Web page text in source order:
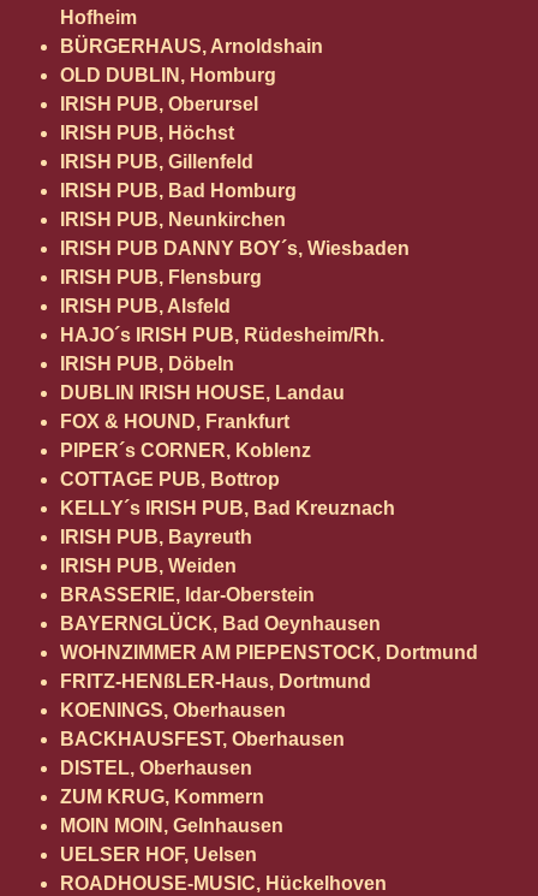
Hofheim
BÜRGERHAUS, Arnoldshain
OLD DUBLIN, Homburg
IRISH PUB, Oberursel
IRISH PUB, Höchst
IRISH PUB, Gillenfeld
IRISH PUB, Bad Homburg
IRISH PUB, Neunkirchen
IRISH PUB DANNY BOY´s, Wiesbaden
IRISH PUB, Flensburg
IRISH PUB, Alsfeld
HAJO´s IRISH PUB, Rüdesheim/Rh.
IRISH PUB, Döbeln
DUBLIN IRISH HOUSE, Landau
FOX & HOUND, Frankfurt
PIPER´s CORNER, Koblenz
COTTAGE PUB, Bottrop
KELLY´s IRISH PUB, Bad Kreuznach
IRISH PUB, Bayreuth
IRISH PUB, Weiden
BRASSERIE, Idar-Oberstein
BAYERNGLÜCK, Bad Oeynhausen
WOHNZIMMER AM PIEPENSTOCK, Dortmund
FRITZ-HENßLER-Haus, Dortmund
KOENINGS, Oberhausen
BACKHAUSFEST, Oberhausen
DISTEL, Oberhausen
ZUM KRUG, Kommern
MOIN MOIN, Gelnhausen
UELSER HOF, Uelsen
ROADHOUSE-MUSIC, Hückelhoven